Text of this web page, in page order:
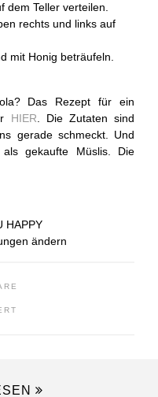
dem Teller verteilen.
rechts und links auf
mit Honig beträufeln.
Das Rezept für ein
HIER . Die Zutaten sind
gerade schmeckt. Und
gekaufte Müslis. Die
HAPPY
ändern